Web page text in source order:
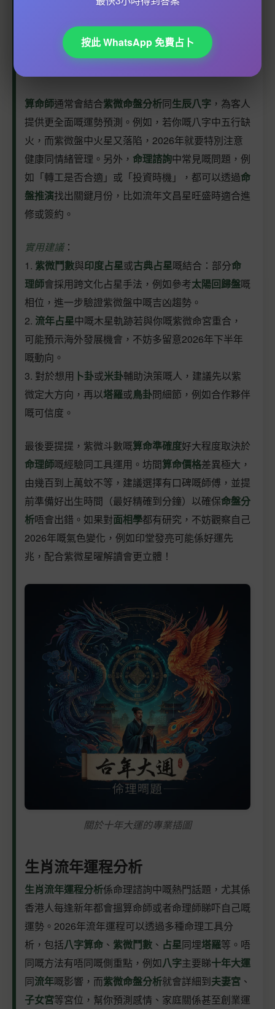
坐守財帛宮者，今年適合突破傳統賺錢模
式，但需配合八字算命 中嘅 十年大運 一併分析，避免
算命師通常會結合紫微命盤分析同生辰八字 ，為客人
提供更全面嘅運勢預測。例如，若你嘅八字中五行缺
火，而紫微盤中火星又落陷，2026年就要特別注意
健康同情緒管理。另外， 命理諮詢中常見嘅問題，例
如「轉工是否合適」或「投資時機」，都可以透過命
盤推演找出關鍵月份，比如流年文昌星旺盛時適合進
修或簽約。
實用建議：
1. 紫微鬥數與印度占星或古典占星嘅結合：部分命
理師會採用跨文化占星手法，例如參考太陽回歸盤嘅
相位，進一步驗證紫微盤中嘅吉凶趨勢。
2. 流年占星中嘅木星軌跡若與你嘅紫微命宮重合，
可能預示海外發展機會，不妨多留意2026年下半年
嘅動向。
3. 對於想用 卜卦或米卦輔助決策嘅人，建議先以紫
微定大方向，再以塔羅或鳥卦問細節，例如合作夥伴
嘅可信度。
最後要提提，紫微斗數嘅算命準確度好大程度取決於
命理師嘅經驗同工具運用。坊間算命價格差異極大，
由幾百到上萬蚊不等，建議選擇有口碑嘅師傅，並提
前準備好出生時間（最好精確到分鐘）以確保命盤分
析唔會出錯。如果對面相學都有研究，不妨觀察自己
2026年嘅氣色變化，例如印堂發亮可能係好運先
兆，配合紫微星曜解讀會更立體！
關於十年大運的專業插圖
生肖流年運程分析
生肖流年運程分析係命理諮詢中嘅熱門話題，尤其係
香港人每逢新年都會搵算命師或者命理師睇吓自己嘅
運勢。2026年流年運程可以透過多種命理工具分
析，包括八字算命 、 紫微鬥數 、 占星同埋塔羅等。唔
同嘅方法有唔同嘅側重點，例如八字主要睇十年大運
同流年嘅影響，而紫微命盤分析就會詳細到夫妻宮 、
子女宮等宮位，幫你預測感情、家庭關係甚至創業運
按此 WhatsApp 免費占卜